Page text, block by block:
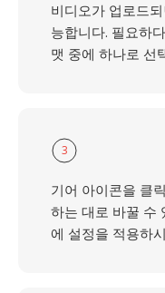
비디오가 업로드
능합니다. 필요하
맷 중에 하나로 선
3
기어 아이콘을 클
하는 대로 바꿀 수
에 설정을 적용하